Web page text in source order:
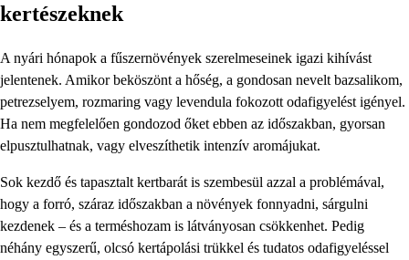
kertészeknek
A nyári hónapok a fűszernövények szerelmeseinek igazi kihívást
jelentenek. Amikor beköszönt a hőség, a gondosan nevelt bazsalikom,
petrezselyem, rozmaring vagy levendula fokozott odafigyelést igényel.
Ha nem megfelelően gondozod őket ebben az időszakban, gyorsan
elpusztulhatnak, vagy elveszíthetik intenzív aromájukat.
Sok kezdő és tapasztalt kertbarát is szembesül azzal a problémával,
hogy a forró, száraz időszakban a növények fonnyadni, sárgulni
kezdenek – és a terméshozam is látványosan csökkenhet. Pedig
néhány egyszerű, olcsó kertápolási trükkel és tudatos odafigyeléssel